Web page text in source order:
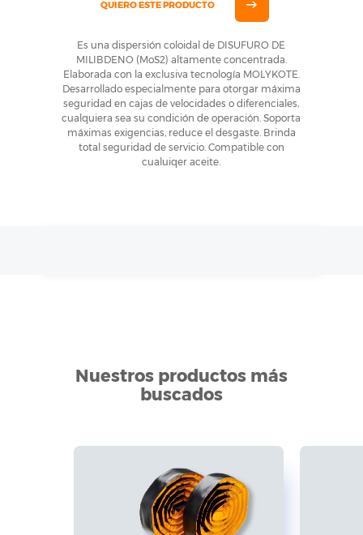
QUIERO ESTE PRODUCTO
Es una dispersión coloidal de DISUFURO DE
MILIBDENO (MoS2) altamente concentrada.
Elaborada con la exclusiva tecnología MOLYKOTE.
Desarrollado especialmente para otorgar máxima
seguridad en cajas de velocidades o diferenciales,
cualquiera sea su condición de operación. Soporta
máximas exigencias, reduce el desgaste. Brinda
total seguridad de servicio. Compatible con
cualuiqer aceite.
Nuestros productos más
buscados